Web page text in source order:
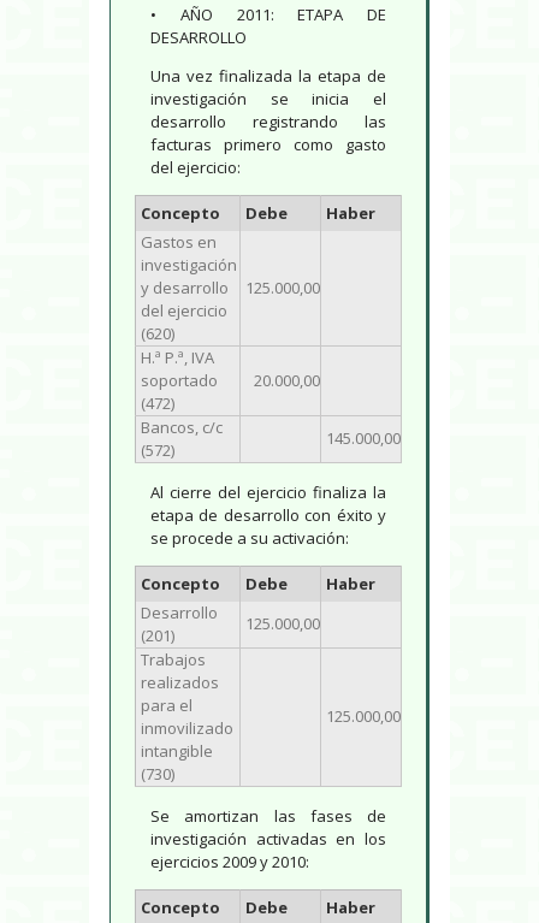
• AÑO 2011: ETAPA DE
DESARROLLO
Una vez finalizada la etapa de
investigación se inicia el
desarrollo registrando las
facturas primero como gasto
del ejercicio:
Concepto Debe
Haber
Gastos en
investigación
y desarrollo
del ejercicio
(620)
125.000,00
H.ª P.ª, IVA
soportado
(472)
20.000,00
Bancos, c/c
(572)
145.000,00
Al cierre del ejercicio finaliza la
etapa de desarrollo con éxito y
se procede a su activación:
Concepto Debe
Haber
Desarrollo
(201)
125.000,00
Trabajos
realizados
para el
inmovilizado
intangible
(730)
125.000,00
Se amortizan las fases de
investigación activadas en los
ejercicios 2009 y 2010:
Concepto Debe
Haber